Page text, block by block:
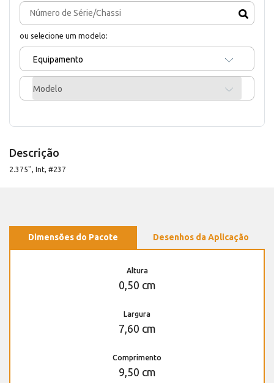
ou selecione um modelo:
Equipamento
Modelo
Descrição
2.375'', Int, #237
Dimensões do Pacote Desenhos da Aplicação
Altura
0,50 cm
Largura
7,60 cm
Comprimento
9,50 cm